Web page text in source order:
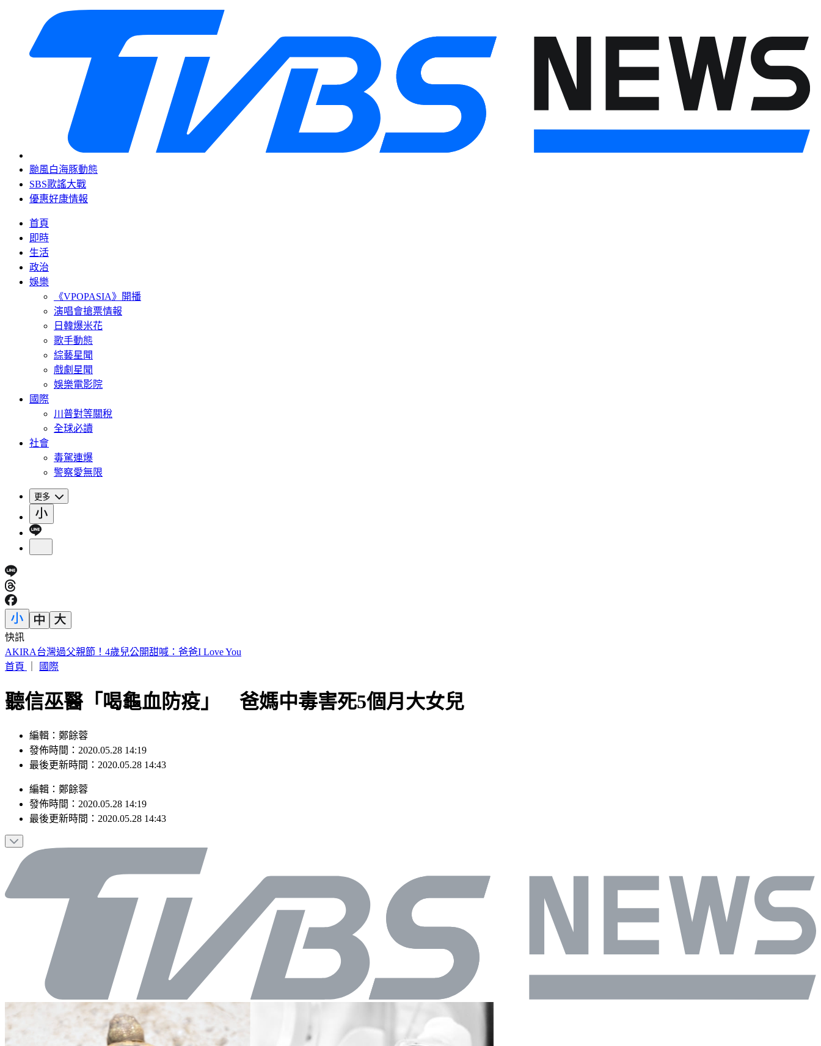
颱風白海豚動態
SBS歌謠大戰
優惠好康情報
首頁
即時
生活
政治
娛樂
《VPOPASIA》開播
演唱會搶票情報
日韓爆米花
歌手動態
綜藝星聞
戲劇星聞
娛樂電影院
國際
川普對等關稅
全球必讀
社會
毒駕連爆
警察愛無限
更多
快訊
AKIRA台灣過父親節！4歲兒公開甜喊：爸爸I Love You
首頁
國際
聽信巫醫「喝龜血防疫」 爸媽中毒害死5個月大女兒
編輯：鄭餘蓉
發佈時間：2020.05.28 14:19
最後更新時間：2020.05.28 14:43
編輯 ： 鄭餘蓉
發佈時間： 2020.05.28 14:19
最後更新時間： 2020.05.28 14:43